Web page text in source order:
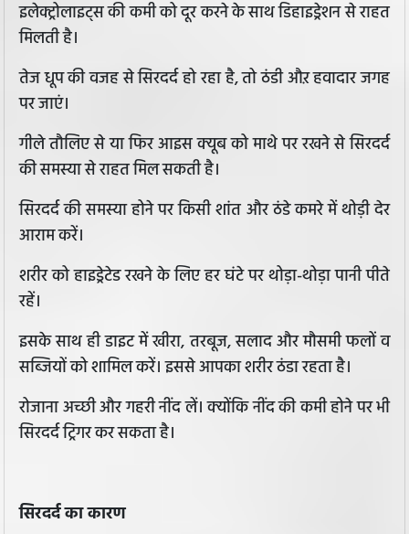
इलेक्ट्रोलाइट्स की कमी को दूर करने के साथ डिहाइड्रेशन से राहत
मिलती है।
तेज धूप की वजह से सिरदर्द हो रहा है, तो ठंडी औऱ हवादार जगह
पर जाएं।
गीले तौलिए से या फिर आइस क्यूब को माथे पर रखने से सिरदर्द
की समस्या से राहत मिल सकती है।
सिरदर्द की समस्या होने पर किसी शांत और ठंडे कमरे में थोड़ी देर
आराम करें।
शरीर को हाइड्रेटेड रखने के लिए हर घंटे पर थोड़ा-थोड़ा पानी पीते
रहें।
इसके साथ ही डाइट में खीरा, तरबूज, सलाद और मौसमी फलों व
सब्जियों को शामिल करें। इससे आपका शरीर ठंडा रहता है।
रोजाना अच्छी और गहरी नींद लें। क्योंकि नींद की कमी होने पर भी
सिरदर्द ट्रिगर कर सकता है।
सिरदर्द का कारण